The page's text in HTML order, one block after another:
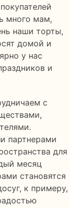
много мам,
наши торты,
домой и
у нас
и
с
партнерами
для
месяц
становятся
к примеру,